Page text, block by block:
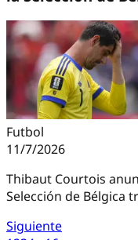
Futbol
11/7/2026
Thibaut Courtois
Selección de Bélgica
Siguiente